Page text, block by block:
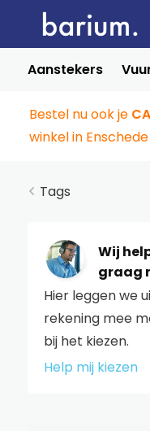
Aanstekers
Bestel nu ook je
winkel in Enschede
Tags
Wij
graag
Hier leggen we
rekening mee
bij het kiezen.
Help mij kiezen